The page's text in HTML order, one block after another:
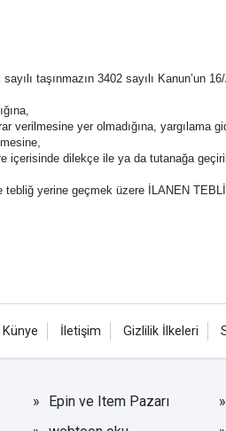
taşınmazın 3402 sayılı Kanun’un
yer olmadığına, yargılama
içerisinde dilekçe ile ya da tutanağa
yerine geçmek üzere İLANEN
Künye İletişim Gizlilik İlkeleri
Epin ve Item Pazarı